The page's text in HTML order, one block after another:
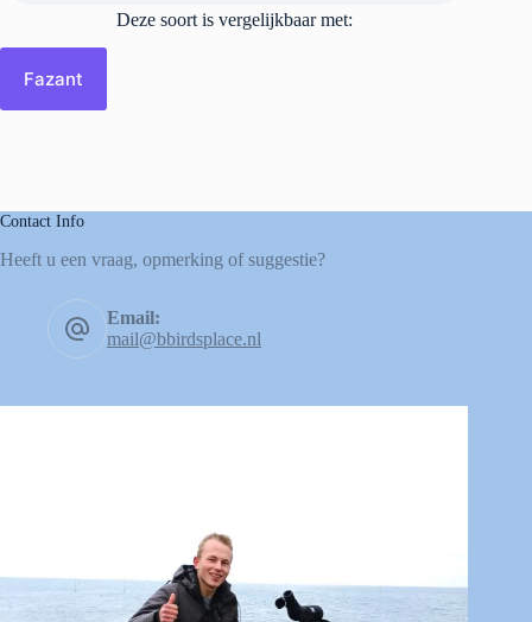
Deze soort is vergelijkbaar met:
Fazant
Contact Info
Heeft u een vraag, opmerking of suggestie?
Email:
mail@bbirdsplace.nl